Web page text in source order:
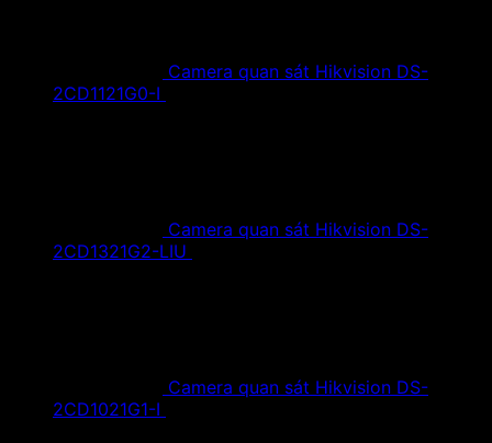
Camera quan sát Hikvision DS-
2CD1121G0-I
Camera quan sát Hikvision DS-
2CD1321G2-LIU
Camera quan sát Hikvision DS-
2CD1021G1-I